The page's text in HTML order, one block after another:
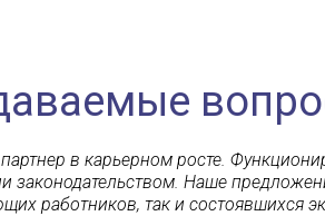
в карьерном росте.
законодательством. Наше
работников, так и состоявшихся